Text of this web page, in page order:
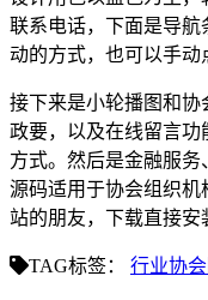
联系电话，下面是导
动的方式，也可以手动
接下来是小轮播图和
政要，以及在线留言
方式。然后是金融服
源码适用于协会组织机
站的朋友，下载直接安
TAG标签： 行业协